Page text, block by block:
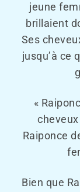
jeune
brillaient
Ses
jusqu’à ce
«
Raiponce
Bien que